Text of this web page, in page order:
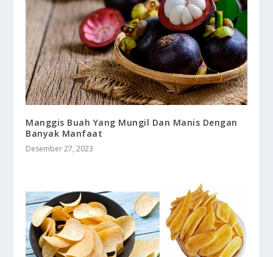
Manggis Buah Yang Mungil Dan Manis Dengan
Banyak Manfaat
Desember 27, 2023